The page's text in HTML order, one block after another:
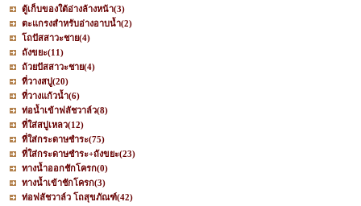
ตู้เก็บของใต้อ่างล้างหน้า(3)
ตะแกรงสำหรับอ่างอาบน้ำ(2)
โถปัสสาวะชาย(4)
ถังขยะ(11)
ถ้วยปัสสาวะชาย(4)
ที่วางสบู่(20)
ที่วางแก้วน้ำ(6)
ท่อน้ำเข้าฟลัชวาล์ว(8)
ที่ใส่สบู่เหลว(12)
ที่ใส่กระดาษชำระ(75)
ที่ใส่กระดาษชำระ+ถังขยะ(23)
ทางน้ำออกชักโครก(0)
ทางน้ำเข้าชักโครก(3)
ท่อฟลัชวาล์ว โถสุขภัณฑ์(42)